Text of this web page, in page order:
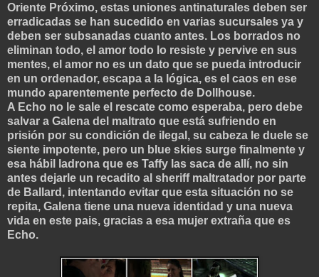
Oriente Próximo, estas uniones antinaturales deben ser
erradicadas se han sucedido en varias sucursales ya y
deben ser subsanadas cuanto antes. Los borrados no
eliminan todo, el amor todo lo resiste y pervive en sus
mentes, el amor no es un dato que se pueda introducir
en un ordenador, escapa a la lógica, es el caos en ese
mundo aparentemente perfecto de Dollhouse.
A Echo no le sale el rescate como esperaba, pero debe
salvar a Galena del maltrato que está sufriendo en
prisión por su condición de ilegal, su cabeza le duele se
siente impotente, pero un blue skies surge finalmente y
esa hábil ladrona que es Taffy las saca de allí, no sin
antes dejarle un recadito al sheriff maltratador por parte
de Ballard, intentando evitar que esta situación no se
repita, Galena tiene una nueva identidad y una nueva
vida en este pais, gracias a esa mujer extraña que es
Echo.